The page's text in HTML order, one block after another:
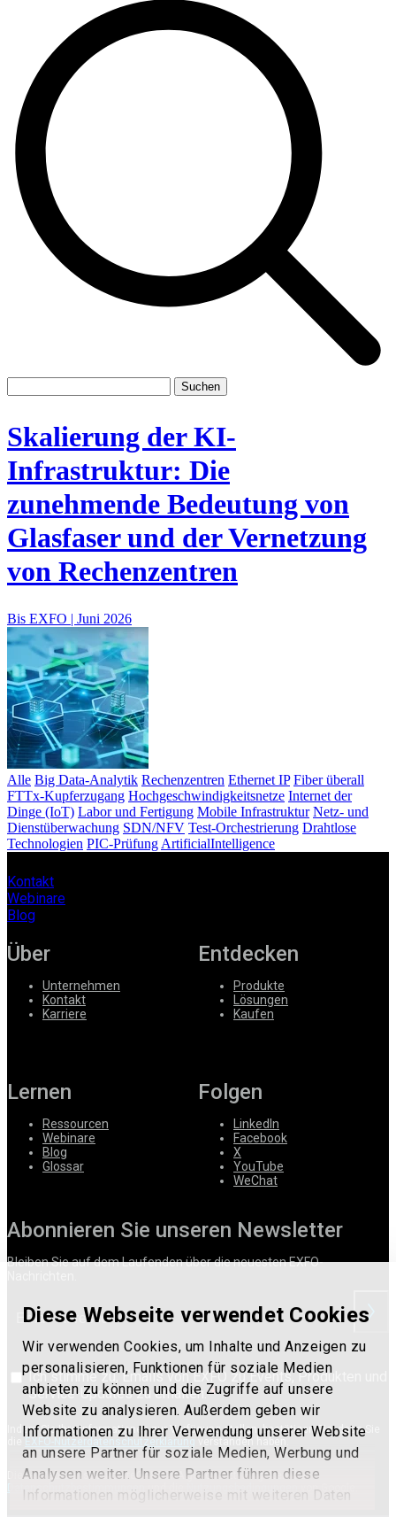
Diese Webseite verwendet Cookies
Wir verwenden Cookies, um Inhalte und Anzeigen zu
personalisieren, Funktionen für soziale Medien
anbieten zu können und die Zugriffe auf unsere
Website zu analysieren. Außerdem geben wir
Informationen zu Ihrer Verwendung unserer Website
an unsere Partner für soziale Medien, Werbung und
Analysen weiter. Unsere Partner führen diese
Informationen möglicherweise mit weiteren Daten
Ressourcen
Kontakt
Register Anmeldung
Unternehmen
Karriere
Partner
Suppliers
Skalierung der KI-
Infrastruktur: Die
zunehmende Bedeutung von
Glasfaser und der Vernetzung
von Rechenzentren
Bis EXFO | Juni 2026
Alle Big Data-Analytik Rechenzentren Ethernet IP Fiber überall
FTTx-Kupferzugang Hochgeschwindigkeitsnetze Internet der
Dinge (IoT) Labor und Fertigung Mobile Infrastruktur Netz- und
Dienstüberwachung SDN/NFV Test-Orchestrierung Drahtlose
Technologien PIC-Prüfung ArtificialIntelligence
Kontakt
Webinare
Blog
Über
Unternehmen
Kontakt
Karriere
Entdecken
Produkte
Lösungen
Kaufen
Lernen
Ressourcen
Webinare
Blog
Glossar
Folgen
LinkedIn
Facebook
X
YouTube
WeChat
Abonnieren Sie unseren Newsletter
Bleiben Sie auf dem Laufenden über die neuesten EXFO-
Ich stimme zu, Emails von EXFO zu Events, Produkten und
Service-Updates zu erhalten.
Indem Sie Ihre Informationen zur Verfügung stellen, bestätigen Sie, dass Sie
verstanden haben.
Diese Website ist durch reCAPTCHA geschützt. Es gelten die
Datenschutzbestimmungen
und die Nutzungsbedingungen von Google.